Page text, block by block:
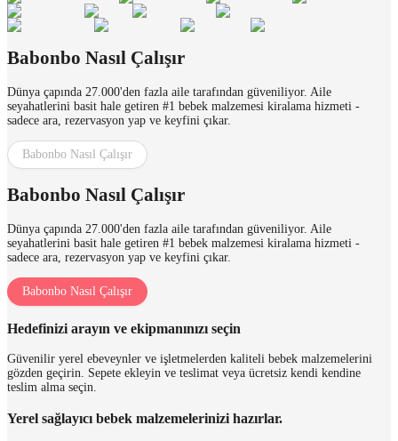
Babonbo Nasıl Çalışır
Dünya çapında 27.000'den fazla aile tarafından güveniliyor. Aile
seyahatlerini basit hale getiren #1 bebek malzemesi kiralama hizmeti -
sadece ara, rezervasyon yap ve keyfini çıkar.
Babonbo Nasıl Çalışır
Babonbo Nasıl Çalışır
Dünya çapında 27.000'den fazla aile tarafından güveniliyor. Aile
seyahatlerini basit hale getiren #1 bebek malzemesi kiralama hizmeti -
sadece ara, rezervasyon yap ve keyfini çıkar.
Babonbo Nasıl Çalışır
Hedefinizi arayın ve ekipmanınızı seçin
Güvenilir yerel ebeveynler ve işletmelerden kaliteli bebek malzemelerini
gözden geçirin. Sepete ekleyin ve teslimat veya ücretsiz kendi kendine
teslim alma seçin.
Yerel sağlayıcı bebek malzemelerinizi hazırlar.